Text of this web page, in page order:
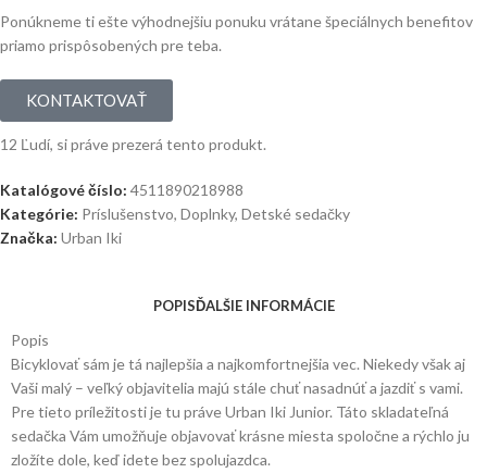
Ponúkneme ti ešte výhodnejšiu ponuku vrátane špeciálnych benefitov
priamo prispôsobených pre teba.
KONTAKTOVAŤ
12 Ľudí, si práve prezerá tento produkt.
Katalógové číslo: 4511890218988
Kategórie: Príslušenstvo, Doplnky, Detské sedačky
Značka: Urban Iki
POPISĎALŠIE INFORMÁCIE
Popis
Bicyklovať sám je tá najlepšia a najkomfortnejšia vec. Niekedy však aj
Vaši malý – veľký objavitelia majú stále chuť nasadnúť a jazdiť s vami.
Pre tieto príležitosti je tu práve Urban Iki Junior. Táto skladateľná
sedačka Vám umožňuje objavovať krásne miesta spoločne a rýchlo ju
zložíte dole, keď idete bez spolujazdca.